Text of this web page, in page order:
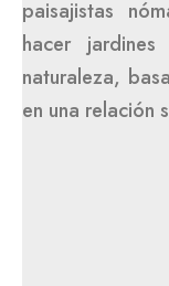
paisajistas
hacer
naturaleza,
en una relación